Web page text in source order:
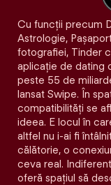
Cu funcții precum
Astrologie,
fotografiei, Tinder
aplicație de dating
peste 55 de
lansat Swipe. În
compatibilităţi se
ideea. E locul în
altfel nu i-ai fi
călătorie, o
ceva real.
oferă spațiul să